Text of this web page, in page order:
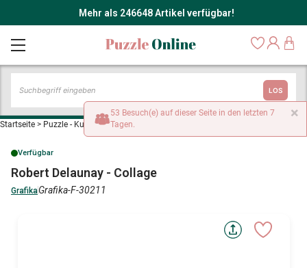
Mehr als 246648 Artikel verfügbar!
LOS
Startseite > Puzzle - Kunst >Robert Delaunay - Collage
Verfügbar
Robert Delaunay - Collage
GrafikaGrafika-F-30211
×
53 Besuch(e) auf dieser Seite in den letzten 7
Tagen.